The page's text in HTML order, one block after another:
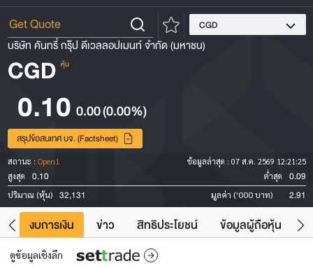
CGD
บริษัท คันทรี่ กรุ๊ป ดีเวลลอปเมนท์ จำกัด (มหาชน)
CGD หุ้น
0.10 0.00(0.00%)
สรุปข้อสนเทศ บจ. (Factsheet)
สถานะ : Open1 ข้อมูลล่าสุด : 07 ส.ค. 2569 12:21:25
สูงสุด
0.10 ต่ำสุด 0.09
ปริมาณ (หุ้น) 32,131 มูลค่า ('000 บาท) 2.91
งบการเงิน ข่าว สิทธิประโยชน์ ข้อมูลผู้ถือหุ้น
ดูข้อมูลเชิงลึก